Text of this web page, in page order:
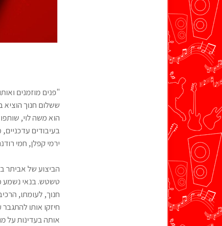
"פנים מוזמנים
הוא משה לוי,
בעיבודים
ירמי קפלן, חמי
הביצוע של אביתר
טשטש. בנאי נשמע
חנוך, לעומתו,
חיזקו אותו
אותה בעדינות על